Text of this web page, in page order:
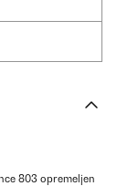
803 opremeljen